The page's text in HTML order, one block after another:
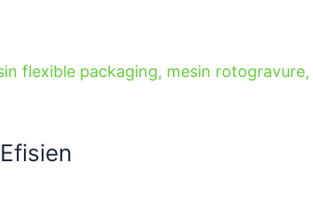
flexible packaging, mesin rotogravure,